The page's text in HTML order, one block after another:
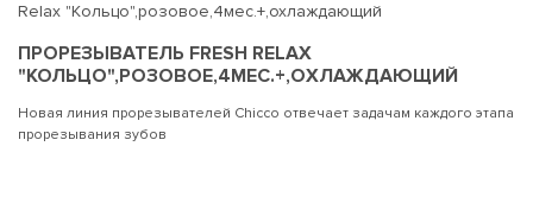
Relax "Кольцо",розовое,4мес.+,охлаждающий
ПРОРЕЗЫВАТЕЛЬ FRESH RELAX
"КОЛЬЦО",РОЗОВОЕ,4МЕС.+,ОХЛАЖДАЮЩИЙ
Новая линия прорезывателей Chicco отвечает задачам каждого этапа
прорезывания зубов